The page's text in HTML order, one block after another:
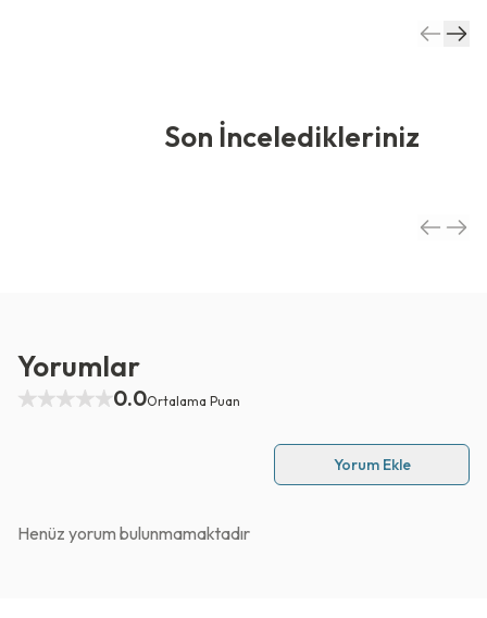
Son İnceledikleriniz
Yorumlar
0.0Ortalama Puan
Yorum Ekle
Henüz yorum bulunmamaktadır